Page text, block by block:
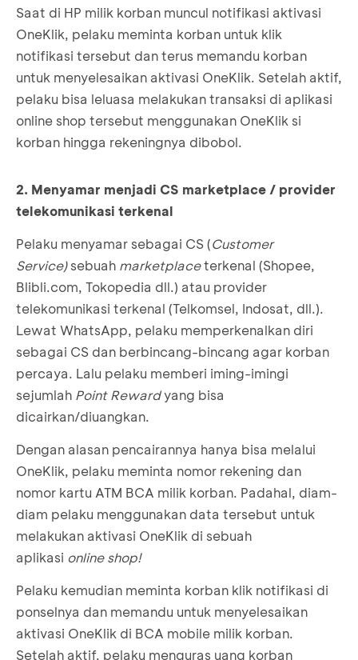
Saat di HP milik korban muncul notifikasi aktivasi
OneKlik, pelaku meminta korban untuk klik
notifikasi tersebut dan terus memandu korban
untuk menyelesaikan aktivasi OneKlik. Setelah aktif,
pelaku bisa leluasa melakukan transaksi di aplikasi
online shop tersebut menggunakan OneKlik si
korban hingga rekeningnya dibobol.
2. Menyamar menjadi CS marketplace / provider
telekomunikasi terkenal
Pelaku menyamar sebagai CS (Customer
Service)sebuah marketplaceterkenal (Shopee,
Blibli.com, Tokopedia dll.) atau provider
telekomunikasi terkenal (Telkomsel, Indosat, dll.).
Lewat WhatsApp, pelaku memperkenalkan diri
sebagai CS dan berbincang-bincang agar korban
percaya. Lalu pelaku memberi iming-imingi
sejumlah Point Rewardyang bisa
dicairkan/diuangkan.
Dengan alasan pencairannya hanya bisa melalui
OneKlik, pelaku meminta nomor rekening dan
nomor kartu ATM BCA milik korban. Padahal, diam-
diam pelaku menggunakan data tersebut untuk
melakukan aktivasi OneKlik di sebuah
aplikasi online shop!
Pelaku kemudian meminta korban klik notifikasi di
ponselnya dan memandu untuk menyelesaikan
aktivasi OneKlik di BCA mobile milik korban.
Setelah aktif, pelaku menguras uang korban